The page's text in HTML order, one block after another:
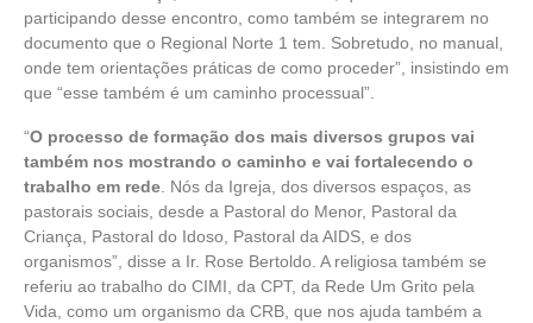
participando desse encontro, como também se integrarem no
documento que o Regional Norte 1 tem. Sobretudo, no manual,
onde tem orientações práticas de como proceder”, insistindo em
que “esse também é um caminho processual”.
“O processo de formação dos mais diversos grupos vai
também nos mostrando o caminho e vai fortalecendo o
trabalho em rede . Nós da Igreja, dos diversos espaços, as
pastorais sociais, desde a Pastoral do Menor, Pastoral da
Criança, Pastoral do Idoso, Pastoral da AIDS, e dos
organismos”, disse a Ir. Rose Bertoldo. A religiosa também se
referiu ao trabalho do CIMI, da CPT, da Rede Um Grito pela
Vida, como um organismo da CRB, que nos ajuda também a